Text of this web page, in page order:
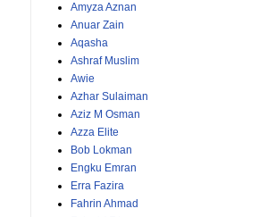
Amyza Aznan
Anuar Zain
Aqasha
Ashraf Muslim
Awie
Azhar Sulaiman
Aziz M Osman
Azza Elite
Bob Lokman
Engku Emran
Erra Fazira
Fahrin Ahmad